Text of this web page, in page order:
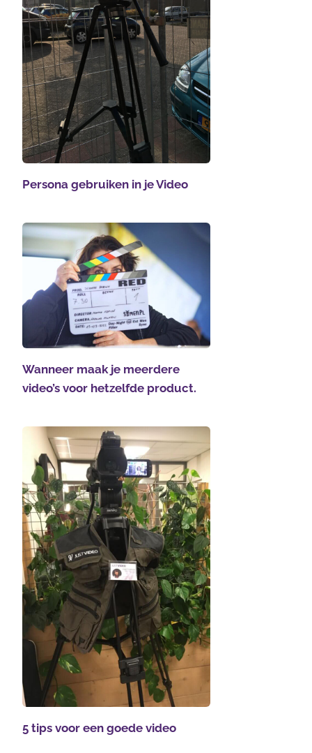
Persona gebruiken in je Video
Wanneer maak je meerdere
video’s voor hetzelfde product.
5 tips voor een goede video